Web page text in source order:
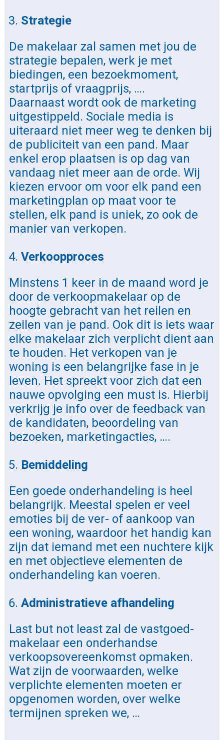
Strategie
De makelaar zal samen met jou de
strategie bepalen, werk je met
biedingen, een bezoekmoment,
startprijs of vraagprijs, ….
Daarnaast wordt ook de marketing
uitgestippeld. Sociale media is
uiteraard niet meer weg te denken bij
de publiciteit van een pand. Maar
enkel erop plaatsen is op dag van
vandaag niet meer aan de orde. Wij
kiezen ervoor om voor elk pand een
marketingplan op maat voor te
stellen, elk pand is uniek, zo ook de
manier van verkopen.
Verkoopproces
Minstens 1 keer in de maand word je
door de verkoopmakelaar op de
hoogte gebracht van het reilen en
zeilen van je pand. Ook dit is iets waar
elke makelaar zich verplicht dient aan
te houden. Het verkopen van je
woning is een belangrijke fase in je
leven. Het spreekt voor zich dat een
nauwe opvolging een must is. Hierbij
verkrijg je info over de feedback van
de kandidaten, beoordeling van
bezoeken, marketingacties, ….
Bemiddeling
Een goede onderhandeling is heel
belangrijk. Meestal spelen er veel
emoties bij de ver- of aankoop van
een woning, waardoor het handig kan
zijn dat iemand met een nuchtere kijk
en met objectieve elementen de
onderhandeling kan voeren.
Administratieve afhandeling
Last but not least zal de vastgoed-
makelaar een onderhandse
verkoopsovereenkomst opmaken.
Wat zijn de voorwaarden, welke
verplichte elementen moeten er
opgenomen worden, over welke
termijnen spreken we, …